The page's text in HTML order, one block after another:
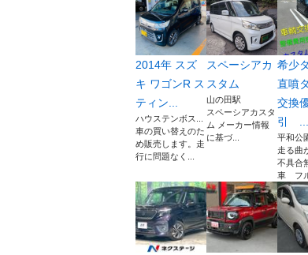
2014年 スズ
キ ワゴンR ス
ティン...
ハウステンボス...
車の買い替えのた
め販売します。走
行に問題なく...
スペーシアカ
スタム
山の田駅
スペーシアカスタ
ム メーカー情報
に基づ...
希少
直噴
交換
引 ...
平和公
走る曲
不具合
車 フ